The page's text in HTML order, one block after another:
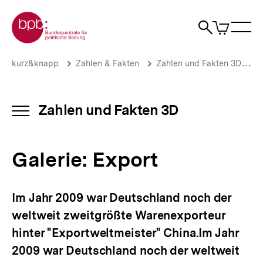
zum
Seiteninhalt
springen
Zur Startseite der bpb
Suche
Artikel
im
Galerie:
und
Fakten
bpb.de
Brotkrümelnavigation
Pfadnavigation
kurz&knapp Zahlen & Fakten Zahlen und Fakten 3D
INHALTSNAVIGATION
Zahlen und Fakten 3D
Galerie: Export
Im Jahr 2009 war Deutschland noch der
weltweit zweitgrößte Warenexporteur
hinter "Exportweltmeister" China.Im Jahr
2009 war Deutschland noch der weltweit